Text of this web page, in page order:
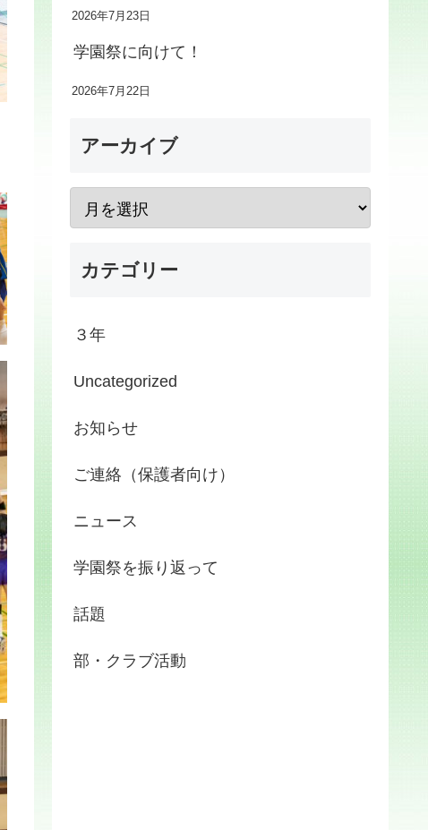
2026年7月23日
学園祭に向けて！
2026年7月22日
アーカイブ
カテゴリー
３年
Uncategorized
お知らせ
ご連絡（保護者向け）
ニュース
学園祭を振り返って
話題
部・クラブ活動